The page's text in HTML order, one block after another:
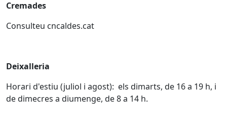
Cremades
Consulteu cncaldes.cat
Deixalleria
Horari d'estiu (juliol i agost): els dimarts, de 16 a 19 h, i
de dimecres a diumenge, de 8 a 14 h.